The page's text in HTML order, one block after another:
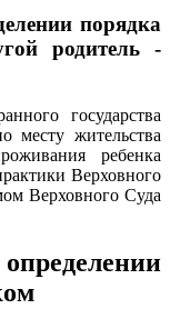
порядка
родитель -
государства
месту жительства
ребенка
Верховного
Верховного Суда